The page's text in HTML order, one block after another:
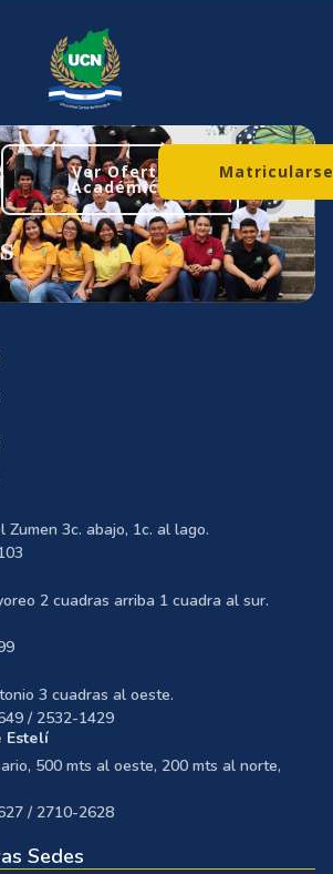
Ver Oferta
Académica
3c. abajo, 1c. al lago.
2 cuadras arriba 1 cuadra al sur.
3 cuadras al oeste.
/ 2532-1429
Estelí
500 mts al oeste, 200 mts al norte,
/ 2710-2628
Sedes